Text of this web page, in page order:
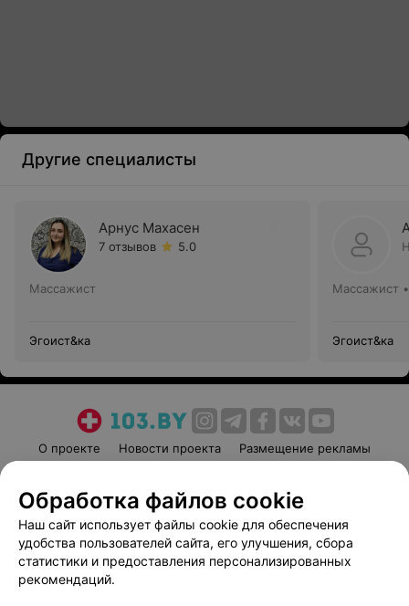
Другие специалисты
Арнус Махасен
7 отзывов 5.0
Массажист
Эгоист&ка
Массажист
Эгоист&ка
О проекте Новости проекта
Размещение рекламы
Пользовательское соглашение
Способы оплаты
Вакансии
Партнеры
Написать руководителю 103.by
Обработка файлов cookie
Наш сайт использует файлы cookie для обеспечения
удобства пользователей сайта, его улучшения, сбора
статистики и предоставления персонализированных
рекомендаций.